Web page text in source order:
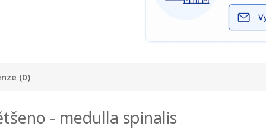
(0)
- medulla spinalis